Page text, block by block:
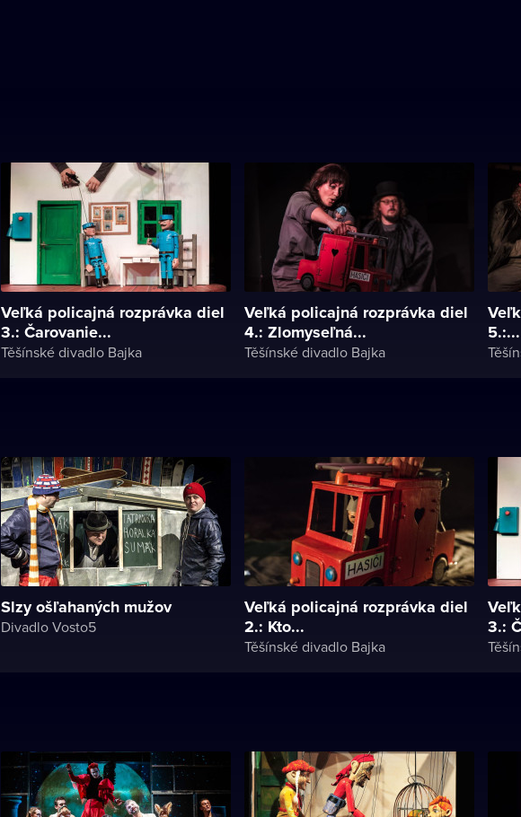
Veľká policajná rozprávka diel
3.: Čarovanie...
Těšínské divadlo Bajka
Veľká policajná rozprávka diel
4.: Zlomyseľná...
Těšínské divadlo Bajka
5.:...
Slzy ošľahaných mužov
Divadlo Vosto5
Veľká policajná rozprávka diel
2.: Kto...
Těšínské divadlo Bajka
3.: